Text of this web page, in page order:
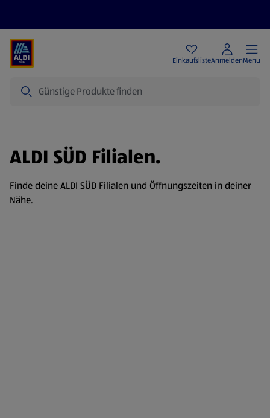
EinkaufslisteAnmeldenMenu
ALDI SÜD Filialen.
Finde deine ALDI SÜD Filialen und Öffnungszeiten in deiner
Nähe.